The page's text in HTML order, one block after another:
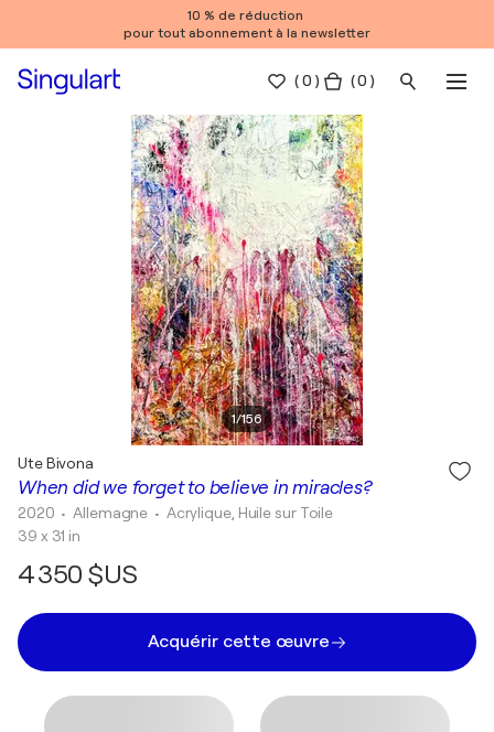
10 % de réduction
pour tout abonnement à la newsletter
(0 ) ( 0 )
1/156
When did we forget to believe in miracles?
Ute Bivona
2020 • Allemagne • Acrylique, Huile sur Toile
39 x 31 in
4 350 $US
Acquérir cette œuvre